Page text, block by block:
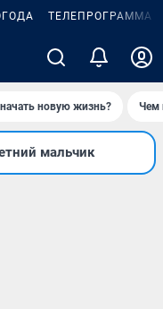
ТЕЛЕПРОГРАММА
начать новую жизнь? Чем
мальчик